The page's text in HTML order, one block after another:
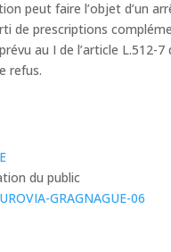
peut faire l’objet d’un
de prescriptions
au I de l’article L.512-
refus.
du public
GRAGNAGUE-06